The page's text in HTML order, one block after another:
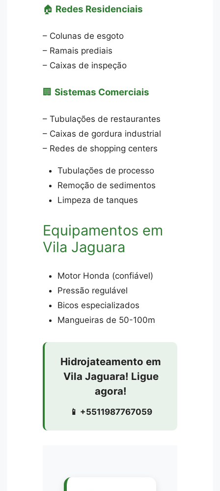
🏠 Redes Residenciais
– Colunas de esgoto
– Ramais prediais
– Caixas de inspeção
🏢 Sistemas Comerciais
– Tubulações de restaurantes
– Caixas de gordura industrial
– Redes de shopping centers
Tubulações de processo
Remoção de sedimentos
Limpeza de tanques
Equipamentos em
Vila Jaguara
Motor Honda (confiável)
Pressão regulável
Bicos especializados
Mangueiras de 50-100m
Hidrojateamento em
Vila Jaguara! Ligue
agora!
📱 +5511987767059